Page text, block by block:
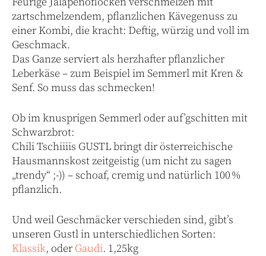
zartschmelzendem, pflanzlichen Kävegenuss zu
einer Kombi, die kracht: Deftig, würzig und voll im
Geschmack.
Das Ganze serviert als herzhafter pflanzlicher
Leberkäse – zum Beispiel im Semmerl mit Kren &
Senf. So muss das schmecken!
Ob im knusprigen Semmerl oder auf’gschitten mit
Schwarzbrot:
Chili Tschiiiis GUSTL bringt dir österreichische
Hausmannskost zeitgeistig (um nicht zu sagen
„trendy“ ;-)) – schoaf, cremig und natürlich 100 %
pflanzlich.
Und weil Geschmäcker verschieden sind, gibt’s
unseren Gustl in unterschiedlichen Sorten:
Klassik, oder Gaudi. 1,25kg